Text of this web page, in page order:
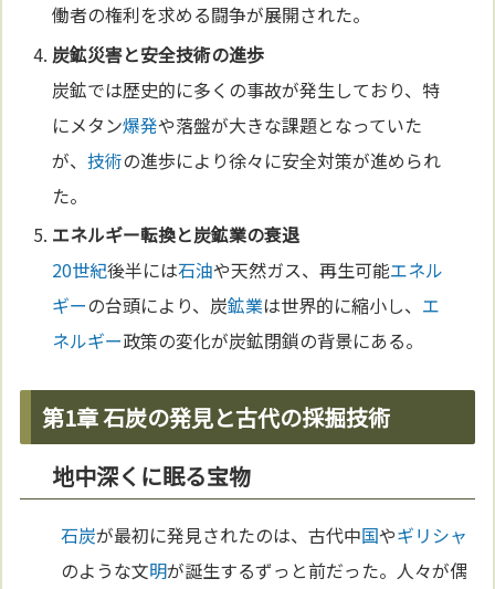
働者の権利を求める闘争が展開された。
炭鉱災害と安全技術の進歩
炭鉱では歴史的に多くの事故が発生しており、特
にメタン爆発や落盤が大きな課題となっていた
が、技術の進歩により徐々に安全対策が進められ
た。
エネルギー転換と炭鉱業の衰退
20世紀後半には石油や天然ガス、再生可能エネル
ギーの台頭により、炭鉱業は世界的に縮小し、 エ
ネルギー政策の変化が炭鉱閉鎖の背景にある。
第1章 石炭の発見と古代の採掘技術
地中深くに眠る宝物
石炭が最初に発見されたのは、古代中国やギリシャ
のような文明が誕生するずっと前だった。人々が偶